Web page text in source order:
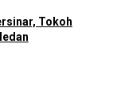
Tokoh